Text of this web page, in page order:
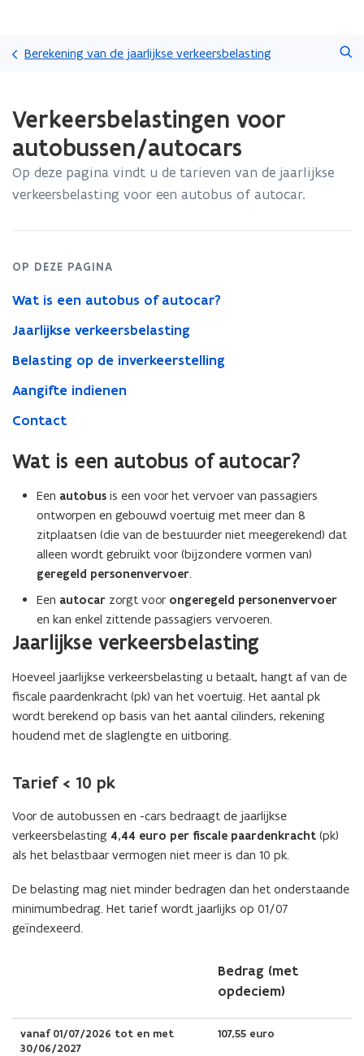
en
naar
gaan
Berekening van de jaarlijkse verkeersbelasting
met
laden.
bevindt
zich
op:
Verkeersbelastingen voor
autobussen/autocars
Op deze pagina vindt u de tarieven van de jaarlijkse
verkeersbelasting voor een autobus of autocar.
OP DEZE PAGINA
Wat is een autobus of autocar?
Jaarlijkse verkeersbelasting
Belasting op de inverkeerstelling
Aangifte indienen
Contact
Wat is een autobus of autocar?
Een autobus is een voor het vervoer van passagiers
ontworpen en gebouwd voertuig met meer dan 8
zitplaatsen (die van de bestuurder niet meegerekend) dat
alleen wordt gebruikt voor (bijzondere vormen van)
geregeld personenvervoer.
Een autocar zorgt voor ongeregeld personenvervoer
en kan enkel zittende passagiers vervoeren.
Jaarlijkse verkeersbelasting
Hoeveel jaarlijkse verkeersbelasting u betaalt, hangt af van de
fiscale paardenkracht (pk) van het voertuig. Het aantal pk
wordt berekend op basis van het aantal cilinders, rekening
houdend met de slaglengte en uitboring.
Tarief < 10 pk
Voor de autobussen en -cars bedraagt de jaarlijkse
verkeersbelasting 4,44 euro per fiscale paardenkracht (pk)
als het belastbaar vermogen niet meer is dan 10 pk.
De belasting mag niet minder bedragen dan het onderstaande
minimumbedrag. Het tarief wordt jaarlijks op 01/07
geïndexeerd.
Bedrag (met
opdeciem)
vanaf 01/07/2026 tot en met
30/06/2027
107,55 euro